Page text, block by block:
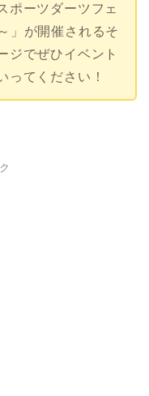
ポーツダーツフェ
」が開催されるそ
ジでぜひイベント
ってください！